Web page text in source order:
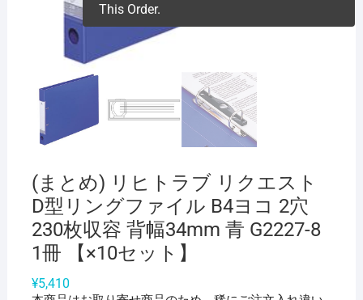
(まとめ) リヒトラブ リクエスト
D型リングファイル B4ヨコ 2穴
230枚収容 背幅34mm 青 G2227-8
1冊 【×10セット】
¥5,410
This Order.